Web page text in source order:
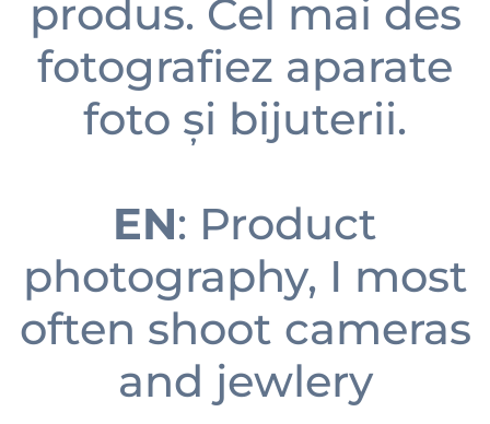
produs. Cel mai des
fotografiez aparate
foto și bijuterii.
EN: Product
photography, I most
often shoot cameras
and jewlery